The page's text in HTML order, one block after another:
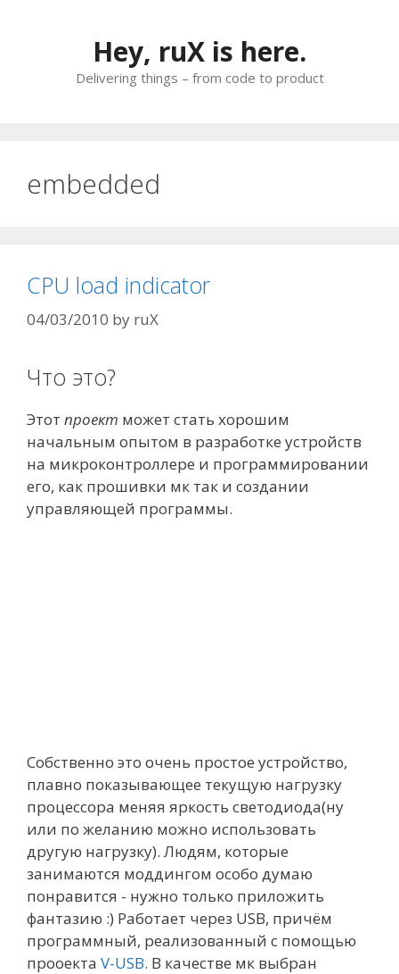
Hey, ruX is here.
Delivering things – from code to product
embedded
CPU load indicator
04/03/2010 by ruX
Что это?
Этот проект может стать хорошим
начальным опытом в разработке устройств
на микроконтроллере и программировании
его, как прошивки мк так и создании
управляющей программы.
Собственно это очень простое устройство,
плавно показывающее текущую нагрузку
процессора меняя яркость светодиода(ну
или по желанию можно использовать
другую нагрузку). Людям, которые
занимаются моддингом особо думаю
понравится - нужно только приложить
фантазию :) Работает через USB, причём
программный, реализованный с помощью
прооекта V-USB. В качестве мк выбран